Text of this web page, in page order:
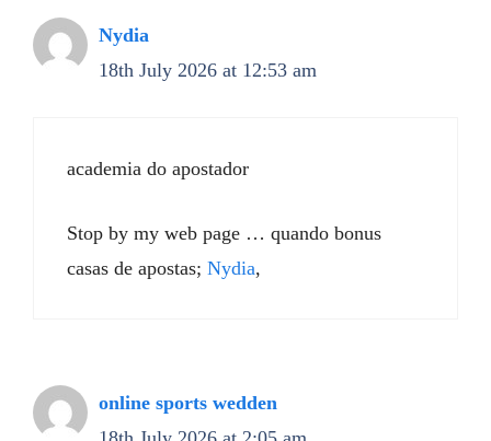
Nydia
18th July 2026 at 12:53 am
academia do apostador
Stop by my web page … quando bonus
casas de apostas; Nydia,
online sports wedden